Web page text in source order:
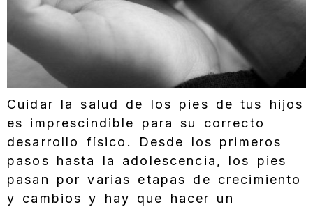
Cuidar la salud de los pies de tus hijos
es imprescindible para su correcto
desarrollo físico. Desde los primeros
pasos hasta la adolescencia, los pies
pasan por varias etapas de crecimiento
y cambios y hay que hacer un